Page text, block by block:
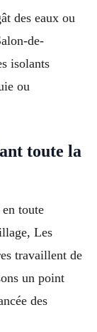
des eaux ou
de-
isolants
ou
toute la
toute
Les
travaillent de
un point
des